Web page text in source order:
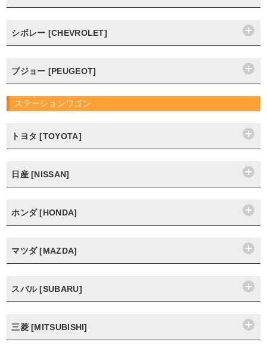
シボレー [CHEVROLET]
プジョー [PEUGEOT]
ステーションワゴン
トヨタ [TOYOTA]
日産 [NISSAN]
ホンダ [HONDA]
マツダ [MAZDA]
スバル [SUBARU]
三菱 [MITSUBISHI]